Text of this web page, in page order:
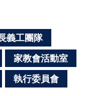
義工團隊
家教會活動室
執行委員會